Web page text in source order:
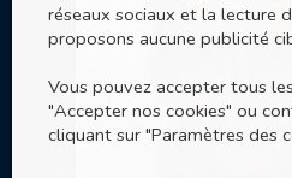
réseaux sociaux et la lecture
proposons aucune publicité
Vous pouvez accepter tous
"Accepter nos cookies" ou
cliquant sur "Paramètres des